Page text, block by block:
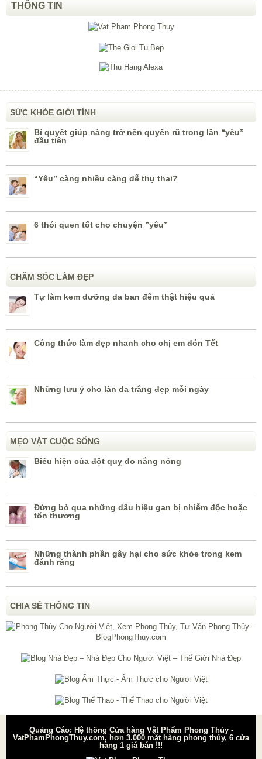
THÔNG TIN
SỨC KHỎE GIỚI TÍNH
Bí quyết giúp nàng trở nên quyến rũ trong lần “yêu”
đầu tiên
“Yêu” càng nhiều càng dễ thụ thai?
6 thói quen tốt cho chuyện ”yêu”
CHĂM SÓC LÀM ĐẸP
Tự làm kem dưỡng da ban đêm thật hiệu quả
Công thức làm đẹp nhanh cho chị em đón Tết
Những lưu ý cho làn da trắng đẹp mỗi ngày
MẸO VẶT CUỘC SỐNG
Biểu hiện của đột quỵ do nắng nóng
Đừng bỏ qua những dấu hiệu gan bị nhiễm độc hoặc
tổn thương
Những thành phần gây hại cho sức khỏe trong kem
đánh răng
CHIA SẺ THÔNG TIN
Quảng Cáo: Hệ thống Cửa hàng Vật Phẩm Phong Thủy -
VatPhamPhongThuy.com, hơn 3.000 mặt hàng phong thủy, 6 cửa
hàng 1 giá bán !!!